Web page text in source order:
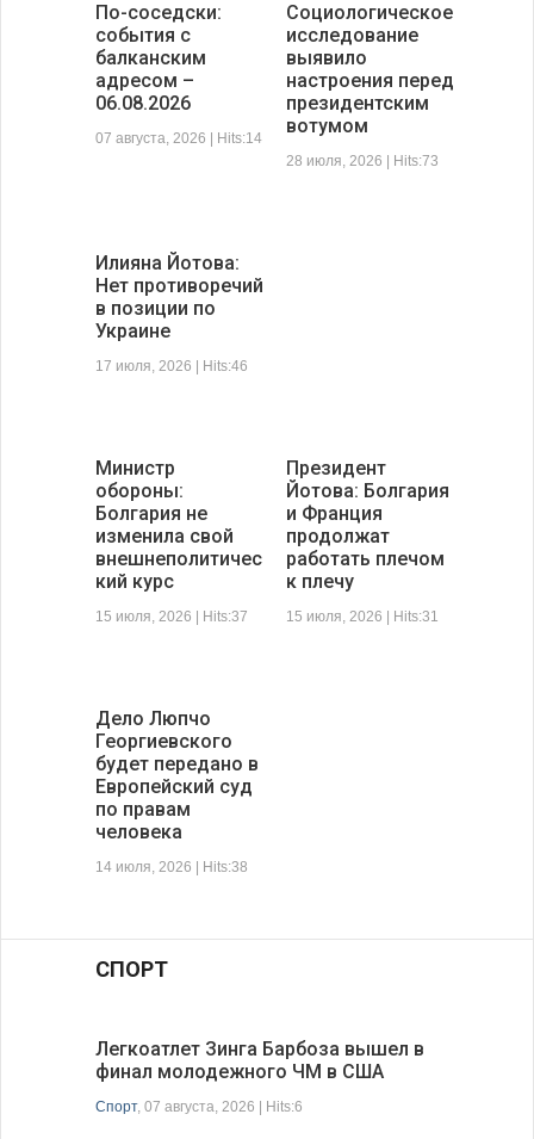
По-соседски:
события с
балканским
адресом –
06.08.2026
07 августа, 2026 | Hits:14
Социологическое
исследование
выявило
настроения перед
президентским
вотумом
28 июля, 2026 | Hits:73
Илияна Йотова:
Нет противоречий
в позиции по
Украине
17 июля, 2026 | Hits:46
Министр
обороны:
Болгария не
изменила свой
внешнеполитичес
кий курс
15 июля, 2026 | Hits:37
Президент
Йотова: Болгария
и Франция
продолжат
работать плечом
к плечу
15 июля, 2026 | Hits:31
Дело Люпчо
Георгиевского
будет передано в
Европейский суд
по правам
человека
14 июля, 2026 | Hits:38
СПОРТ
Легкоатлет Зинга Барбоза вышел в
финал молодежного ЧМ в США
Спорт, 07 августа, 2026 | Hits:6